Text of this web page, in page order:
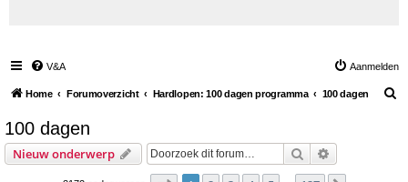
V&A Aanmelden
Home Forumoverzicht Hardlopen: 100 dagen programma 100 dagen
100 dagen
Nieuw onderwerp Zoek